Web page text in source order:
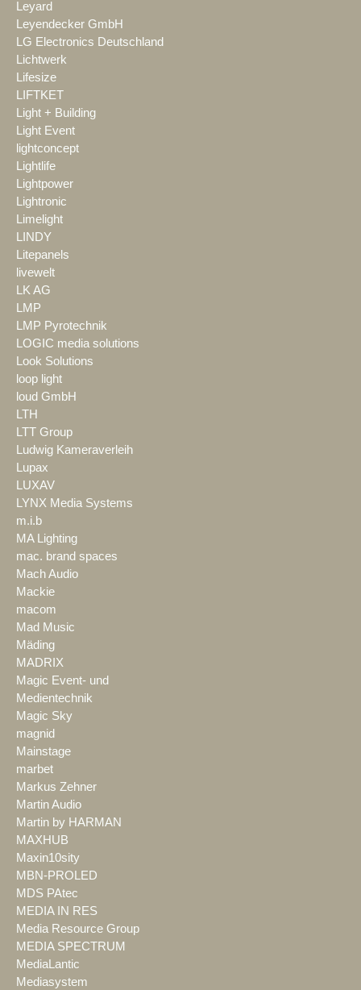
Leyard
Leyendecker GmbH
LG Electronics Deutschland
Lichtwerk
Lifesize
LIFTKET
Light + Building
Light Event
lightconcept
Lightlife
Lightpower
Lightronic
Limelight
LINDY
Litepanels
livewelt
LK AG
LMP
LMP Pyrotechnik
LOGIC media solutions
Look Solutions
loop light
loud GmbH
LTH
LTT Group
Ludwig Kameraverleih
Lupax
LUXAV
LYNX Media Systems
m.i.b
MA Lighting
mac. brand spaces
Mach Audio
Mackie
macom
Mad Music
Mäding
MADRIX
Magic Event- und
Medientechnik
Magic Sky
magnid
Mainstage
marbet
Markus Zehner
Martin Audio
Martin by HARMAN
MAXHUB
Maxin10sity
MBN-PROLED
MDS PAtec
MEDIA IN RES
Media Resource Group
MEDIA SPECTRUM
MediaLantic
Mediasystem